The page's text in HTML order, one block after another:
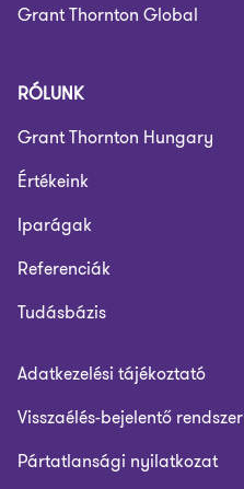
Grant Thornton Global
RÓLUNK
Grant Thornton Hungary
Értékeink
Iparágak
Referenciák
Tudásbázis
Adatkezelési tájékoztató
Visszaélés-bejelentő rendszer
Pártatlansági nyilatkozat